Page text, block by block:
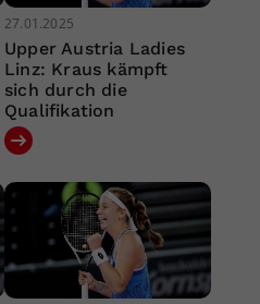
27.01.2025
Upper Austria Ladies
Linz: Kraus kämpft
sich durch die
Qualifikation